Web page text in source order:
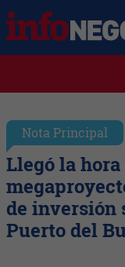
Nota Principal
Llegó la
de inversión
Puerto del